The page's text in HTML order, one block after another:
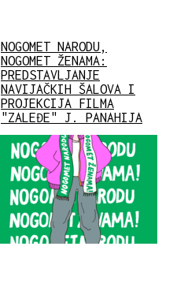
NOGOMET NARODU,
NOGOMET ŽENAMA:
PREDSTAVLJANJE
NAVIJAČKIH ŠALOVA I
PROJEKCIJA FILMA
"ZALEĐE" J. PANAHIJA